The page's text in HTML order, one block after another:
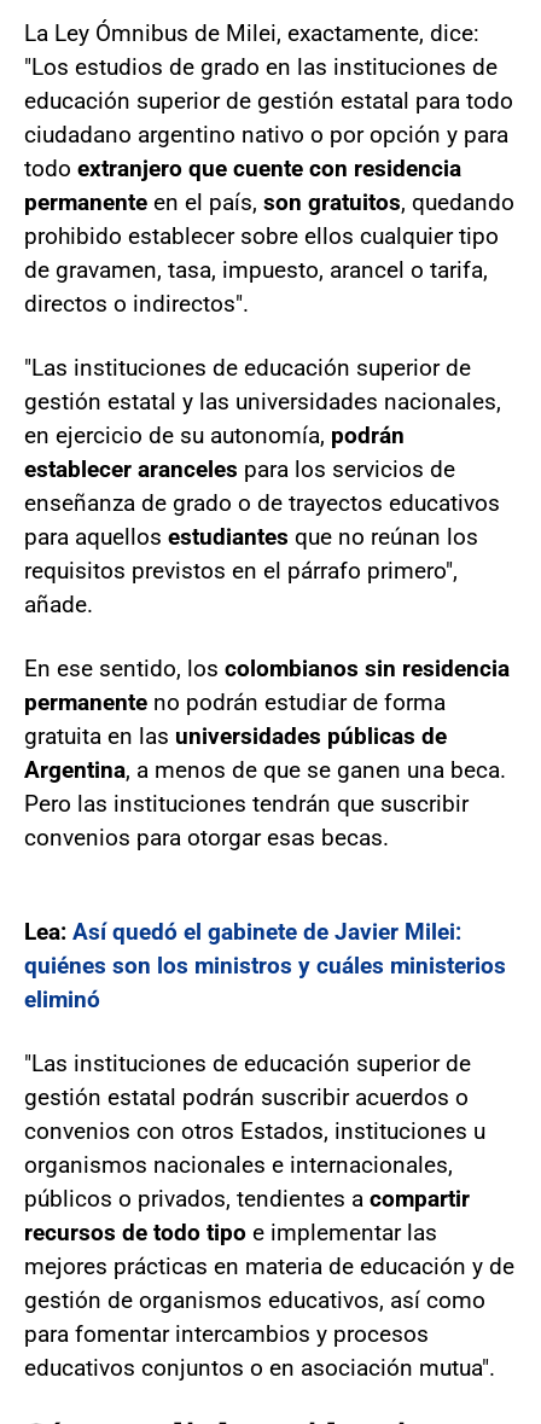
La Ley Ómnibus de Milei, exactamente, dice:
"Los estudios de grado en las instituciones de
educación superior de gestión estatal para todo
ciudadano argentino nativo o por opción y para
todo extranjero que cuente con residencia
permanente en el país, son gratuitos, quedando
prohibido establecer sobre ellos cualquier tipo
de gravamen, tasa, impuesto, arancel o tarifa,
directos o indirectos".
"Las instituciones de educación superior de
gestión estatal y las universidades nacionales,
en ejercicio de su autonomía, podrán
establecer aranceles para los servicios de
enseñanza de grado o de trayectos educativos
para aquellos estudiantes que no reúnan los
requisitos previstos en el párrafo primero",
añade.
En ese sentido, los colombianos sin residencia
permanente no podrán estudiar de forma
gratuita en las universidades públicas de
Argentina, a menos de que se ganen una beca.
Pero las instituciones tendrán que suscribir
convenios para otorgar esas becas.
Lea: Así quedó el gabinete de Javier Milei:
quiénes son los ministros y cuáles ministerios
eliminó
"Las instituciones de educación superior de
gestión estatal podrán suscribir acuerdos o
convenios con otros Estados, instituciones u
organismos nacionales e internacionales,
públicos o privados, tendientes a compartir
recursos de todo tipo e implementar las
mejores prácticas en materia de educación y de
gestión de organismos educativos, así como
para fomentar intercambios y procesos
educativos conjuntos o en asociación mutua".